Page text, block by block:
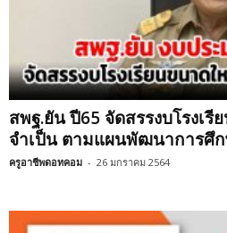
สพฐ.ยัน ปี65 จัดสรรงบโรงเ
จำเป็น ตามแผนพัฒนาการศึ
ครูอาชีพดอทคอม - 26 มกราคม 2564